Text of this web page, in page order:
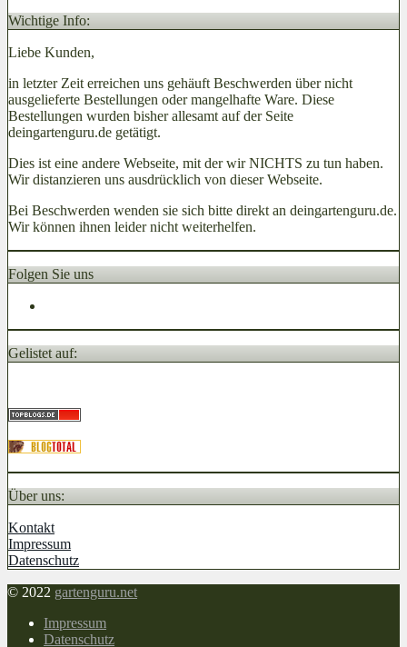
Wichtige Info:
Liebe Kunden,
in letzter Zeit erreichen uns gehäuft Beschwerden über nicht
ausgelieferte Bestellungen oder mangelhafte Ware. Diese
Bestellungen wurden bisher allesamt auf der Seite
deingartenguru.de getätigt.
Dies ist eine andere Webseite, mit der wir NICHTS zu tun haben.
Wir distanzieren uns ausdrücklich von dieser Webseite.
Bei Beschwerden wenden sie sich bitte direkt an deingartenguru.de.
Wir können ihnen leider nicht weiterhelfen.
Folgen Sie uns
Gelistet auf:
Über uns:
Kontakt
Impressum
Datenschutz
© 2022 gartenguru.net
Impressum
Datenschutz